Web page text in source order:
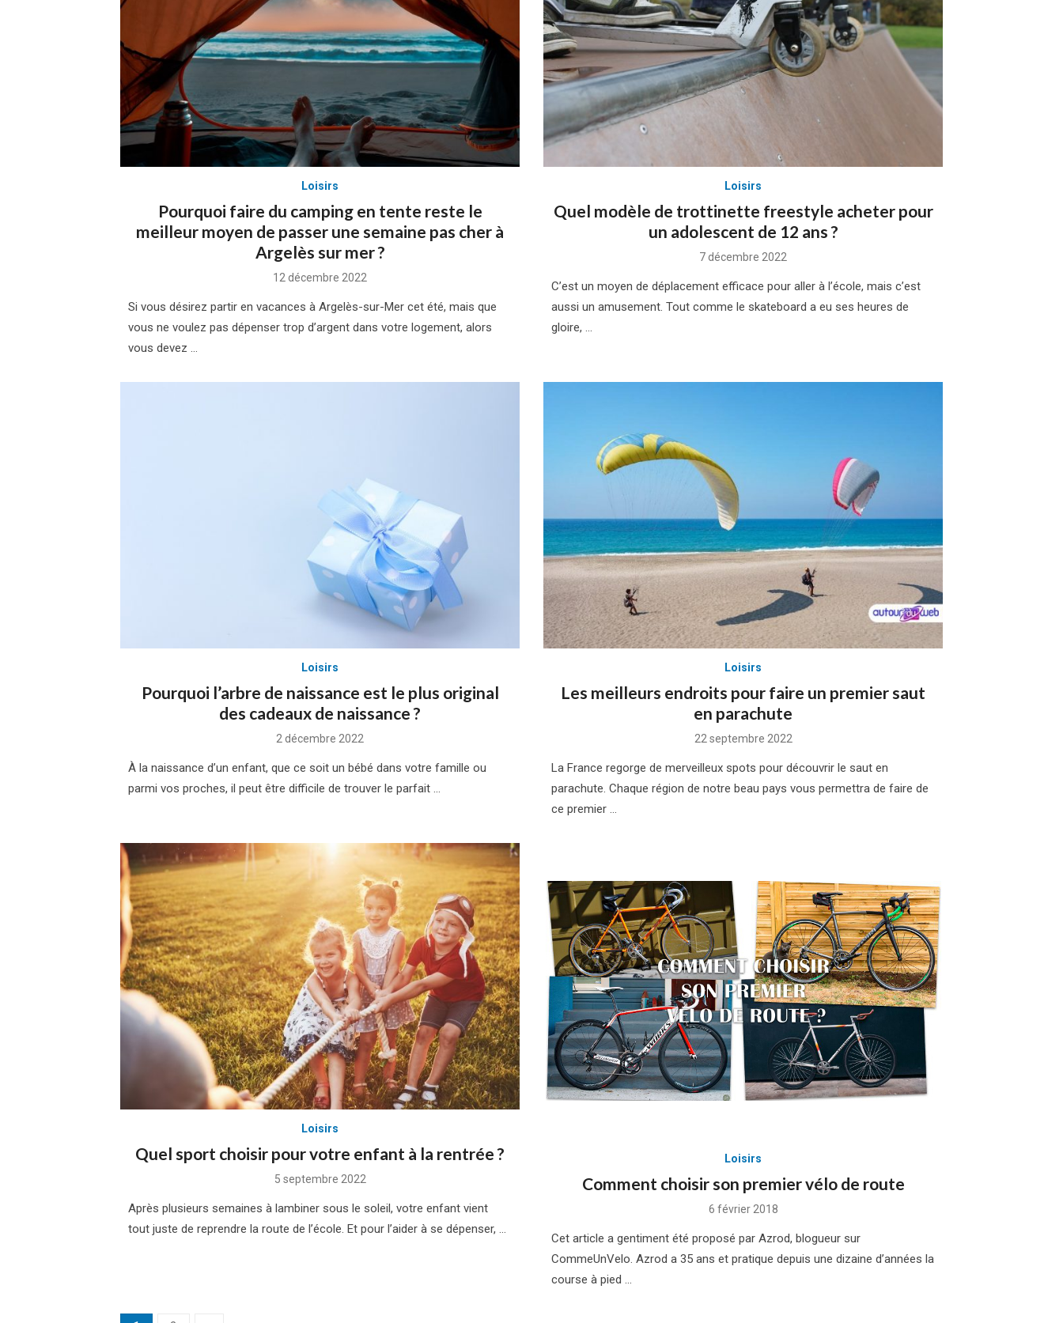
Loisirs
Pourquoi faire du camping en tente reste le
meilleur moyen de passer une semaine pas cher à
Argelès sur mer ?
Posted
12 décembre 2022
Si vous désirez partir en vacances à Argelès-sur-Mer cet été, mais que
vous ne voulez pas dépenser trop d’argent dans votre logement, alors
vous devez …
Loisirs
Quel modèle de trottinette freestyle acheter pour
un adolescent de 12 ans ?
Posted
7 décembre 2022
C’est un moyen de déplacement efficace pour aller à l’école, mais c’est
aussi un amusement. Tout comme le skateboard a eu ses heures de
gloire, …
Loisirs
Pourquoi l’arbre de naissance est le plus original
des cadeaux de naissance ?
Posted
2 décembre 2022
À la naissance d’un enfant, que ce soit un bébé dans votre famille ou
parmi vos proches, il peut être difficile de trouver le parfait …
Loisirs
Les meilleurs endroits pour faire un premier saut
en parachute
Posted
22 septembre 2022
La France regorge de merveilleux spots pour découvrir le saut en
parachute. Chaque région de notre beau pays vous permettra de faire de
ce premier …
Loisirs
Quel sport choisir pour votre enfant à la rentrée ?
Posted
5 septembre 2022
Après plusieurs semaines à lambiner sous le soleil, votre enfant vient
tout juste de reprendre la route de l’école. Et pour l’aider à se dépenser, …
Loisirs
Comment choisir son premier vélo de route
Posted
6 février 2018
Cet article a gentiment été proposé par Azrod, blogueur sur
CommeUnVelo. Azrod a 35 ans et pratique depuis une dizaine d’années la
course à pied …